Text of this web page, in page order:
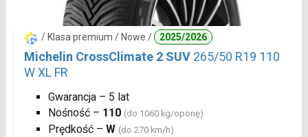
/ Klasa premium / Nowe / 2025/2026
Michelin CrossClimate 2 SUV 265/50 R19 110
W XL FR
Gwarancja – 5 lat
Nośność – 110 (do 1060 kg/oponę)
Prędkość – W (do 270 km/h)